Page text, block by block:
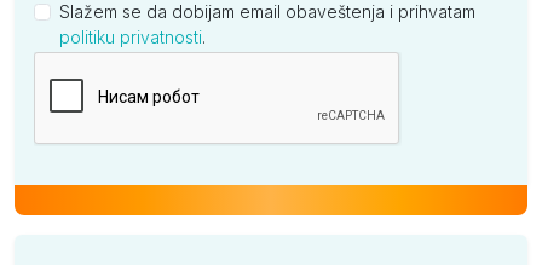
Slažem se da dobijam email obaveštenja i prihvatam
politiku privatnosti.